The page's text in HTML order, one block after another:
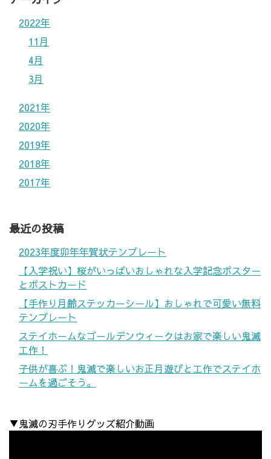
2022年
11月
4月
3月
2021年
2020年
2019年
2018年
2017年
最近の投稿
2023年度卯年年賀状テンプレート
【入学祝い】桜がいっぱいおしゃれな入学記念ポスター
とポストカード
【手作り月齢ステッカーシール】おしゃれで可愛い無料
テンプレート
ステイホームなゴールデンウィークはお家で楽しい鬼滅
工作！
子供が喜ぶ！鬼滅で楽しいお正月遊びと工作でステイホ
ームを過ごそう。
▼鬼滅の刃手作りグッズ紹介動画